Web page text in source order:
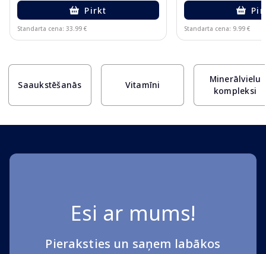
Pirkt
Standarta cena: 33.99 € Standarta cena: 9.99 €
Saaukstēšanās Vitamīni
Minerālvielu
kompleksi
Esi ar mums!
Pieraksties un saņem labākos